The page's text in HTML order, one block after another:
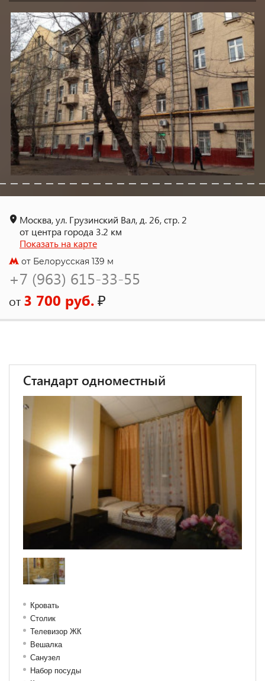
Москва, ул. Грузинский Вал, д. 26, стр. 2
от центра города 3.2 км
Показать на карте
от Белорусская 139 м
+7 (963) 615-33-55
от 3 700 руб.₽
Стандарт одноместный
Кровать
Столик
Телевизор ЖК
Вешалка
Санузел
Набор посуды